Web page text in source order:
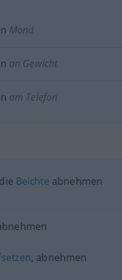
Mond
an Gewicht
am Telefon
Beichte abnehmen
, abnehmen